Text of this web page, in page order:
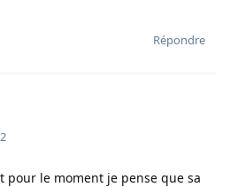
Répondre
pour le moment je pense que sa